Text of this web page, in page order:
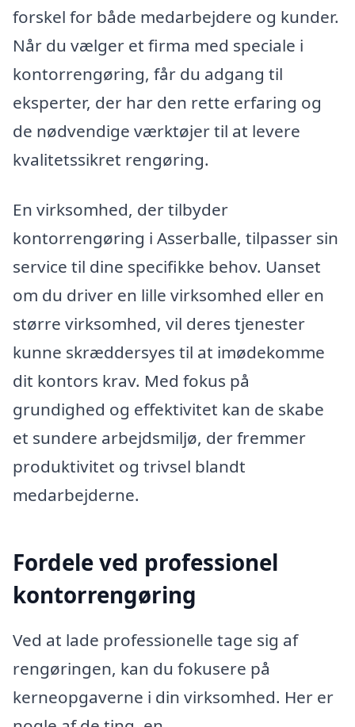
forskel for både medarbejdere og kunder.
Når du vælger et firma med speciale i
kontorrengøring, får du adgang til
eksperter, der har den rette erfaring og
de nødvendige værktøjer til at levere
kvalitetssikret rengøring.
En virksomhed, der tilbyder
kontorrengøring i Asserballe, tilpasser sin
service til dine specifikke behov. Uanset
om du driver en lille virksomhed eller en
større virksomhed, vil deres tjenester
kunne skræddersyes til at imødekomme
dit kontors krav. Med fokus på
grundighed og effektivitet kan de skabe
et sundere arbejdsmiljø, der fremmer
produktivitet og trivsel blandt
medarbejderne.
Fordele ved professionel
kontorrengøring
Ved at lade professionelle tage sig af
rengøringen, kan du fokusere på
kerneopgaverne i din virksomhed. Her er